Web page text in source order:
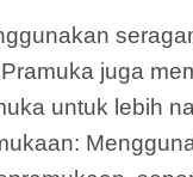
juga
untuk lebih